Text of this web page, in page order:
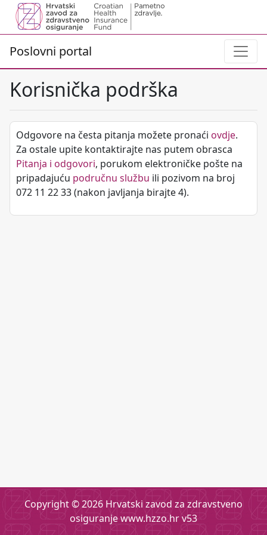
Poslovni portal
Korisnička podrška
Odgovore na česta pitanja možete pronaći ovdje.
Za ostale upite kontaktirajte nas putem obrasca
Pitanja i odgovori, porukom elektroničke pošte na
pripadajuću područnu službu ili pozivom na broj
072 11 22 33 (nakon javljanja birajte 4).
Copyright ©2026 Hrvatski zavod za zdravstveno
osiguranjewww.hzzo.hrv53